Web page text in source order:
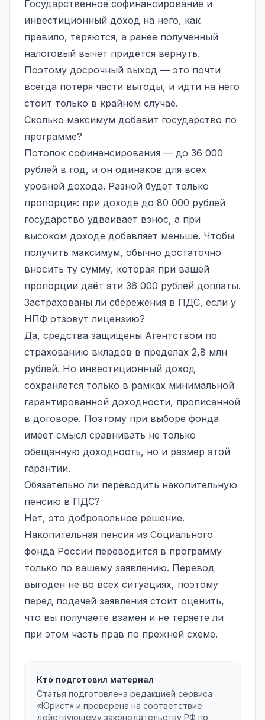
Государственное софинансирование и
инвестиционный доход на него, как
правило, теряются, а ранее полученный
налоговый вычет придётся вернуть.
Поэтому досрочный выход — это почти
всегда потеря части выгоды, и идти на него
стоит только в крайнем случае.
Сколько максимум добавит государство по
программе?
Потолок софинансирования — до 36 000
рублей в год, и он одинаков для всех
уровней дохода. Разной будет только
пропорция: при доходе до 80 000 рублей
государство удваивает взнос, а при
высоком доходе добавляет меньше. Чтобы
получить максимум, обычно достаточно
вносить ту сумму, которая при вашей
пропорции даёт эти 36 000 рублей доплаты.
Застрахованы ли сбережения в ПДС, если у
НПФ отзовут лицензию?
Да, средства защищены Агентством по
страхованию вкладов в пределах 2,8 млн
рублей. Но инвестиционный доход
сохраняется только в рамках минимальной
гарантированной доходности, прописанной
в договоре. Поэтому при выборе фонда
имеет смысл сравнивать не только
обещанную доходность, но и размер этой
гарантии.
Обязательно ли переводить накопительную
пенсию в ПДС?
Нет, это добровольное решение.
Накопительная пенсия из Социального
фонда России переводится в программу
только по вашему заявлению. Перевод
выгоден не во всех ситуациях, поэтому
перед подачей заявления стоит оценить,
что вы получаете взамен и не теряете ли
при этом часть прав по прежней схеме.
Кто подготовил материал
Статья подготовлена редакцией сервиса
«Юрист» и проверена на соответствие
действующему законодательству РФ по